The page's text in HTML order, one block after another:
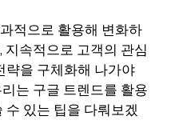
적으로 활용해 변화하
속적으로 고객의 관심
략을 구체화해 나가야
는 구글 트렌드를 활용
수 있는 팁을 다뤄보겠